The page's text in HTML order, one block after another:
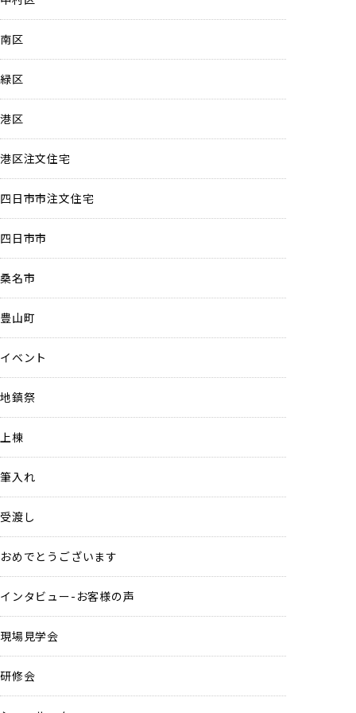
南区
緑区
港区
港区注文住宅
四日市市注文住宅
四日市市
桑名市
豊山町
イベント
地鎮祭
上棟
筆入れ
受渡し
おめでとうございます
インタビュー-お客様の声
現場見学会
研修会